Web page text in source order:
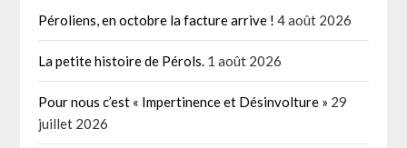
Péroliens, en octobre la facture arrive ! 4 août 2026
La petite histoire de Pérols. 1 août 2026
Pour nous c’est « Impertinence et Désinvolture » 29
juillet 2026